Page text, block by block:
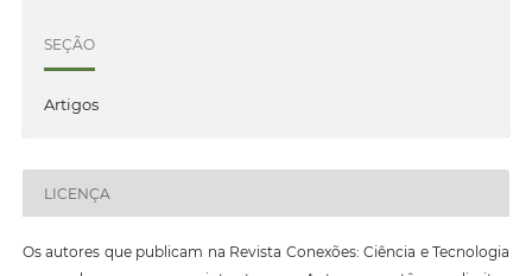
SEÇÃO
Artigos
LICENÇA
Os autores que publicam na Revista Conexões: Ciência e Tecnologia